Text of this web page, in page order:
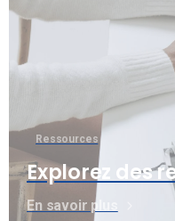
Ressources
Explorez des
En savoir plus